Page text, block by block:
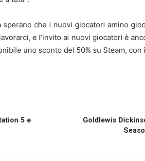
sperano che i nuovi giocatori amino
e l’invito ai nuovi giocatori è
uno sconto del 50% su Steam, con
5 e
Goldlewis